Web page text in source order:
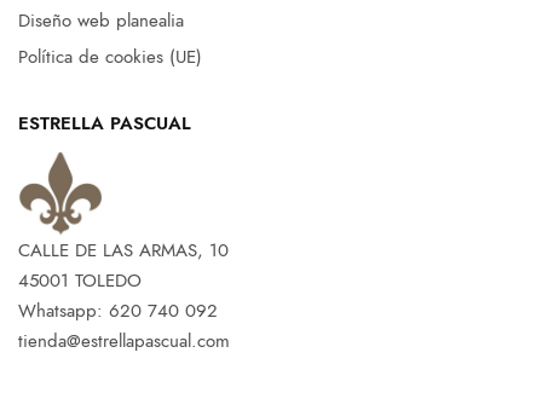
Diseño web planealia
Política de cookies (UE)
ESTRELLA PASCUAL
CALLE DE LAS ARMAS, 10
45001 TOLEDO
Whatsapp: 620 740 092
tienda@estrellapascual.com